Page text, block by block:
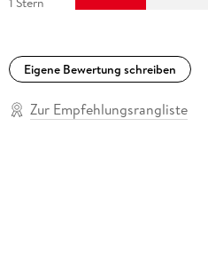
Eigene Bewertung schreiben
Zur Empfehlungsrangliste